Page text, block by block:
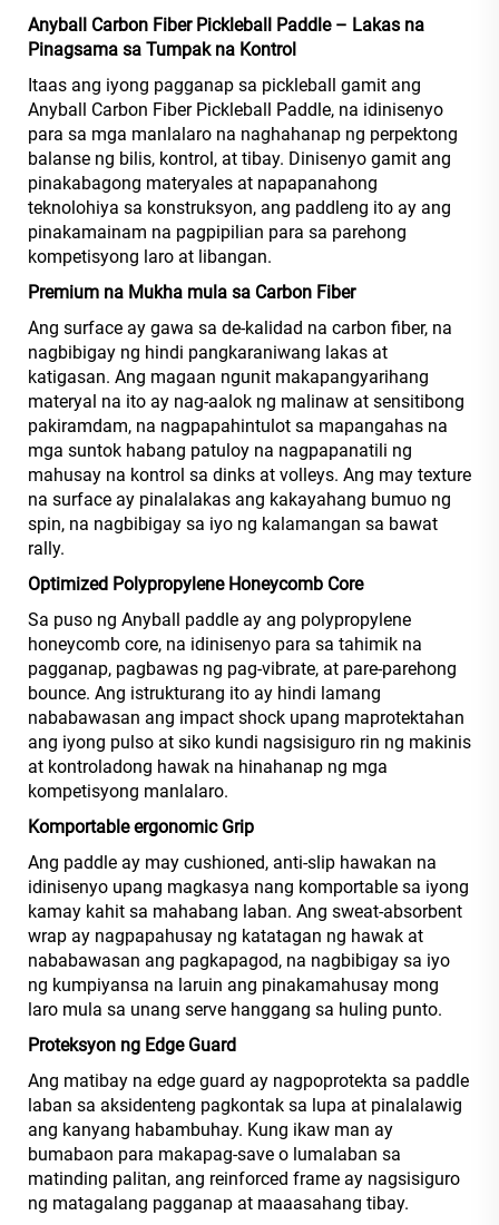
Anyball Carbon Fiber Pickleball Paddle – Lakas na
Pinagsama sa Tumpak na Kontrol
Itaas ang iyong pagganap sa pickleball gamit ang
Anyball Carbon Fiber Pickleball Paddle, na idinisenyo
para sa mga manlalaro na naghahanap ng perpektong
balanse ng bilis, kontrol, at tibay. Dinisenyo gamit ang
pinakabagong materyales at napapanahong
teknolohiya sa konstruksyon, ang paddleng ito ay ang
pinakamainam na pagpipilian para sa parehong
kompetisyong laro at libangan.
Premium na Mukha mula sa Carbon Fiber
Ang surface ay gawa sa de-kalidad na carbon fiber, na
nagbibigay ng hindi pangkaraniwang lakas at
katigasan. Ang magaan ngunit makapangyarihang
materyal na ito ay nag-aalok ng malinaw at sensitibong
pakiramdam, na nagpapahintulot sa mapangahas na
mga suntok habang patuloy na nagpapanatili ng
mahusay na kontrol sa dinks at volleys. Ang may texture
na surface ay pinalalakas ang kakayahang bumuo ng
spin, na nagbibigay sa iyo ng kalamangan sa bawat
rally.
Optimized Polypropylene Honeycomb Core
Sa puso ng Anyball paddle ay ang polypropylene
honeycomb core, na idinisenyo para sa tahimik na
pagganap, pagbawas ng pag-vibrate, at pare-parehong
bounce. Ang istrukturang ito ay hindi lamang
nababawasan ang impact shock upang maprotektahan
ang iyong pulso at siko kundi nagsisiguro rin ng makinis
at kontroladong hawak na hinahanap ng mga
kompetisyong manlalaro.
Komportableergonomic Grip
Ang paddle ay may cushioned, anti-slip hawakan na
idinisenyo upang magkasya nang komportable sa iyong
kamay kahit sa mahabang laban. Ang sweat-absorbent
wrap ay nagpapahusay ng katatagan ng hawak at
nababawasan ang pagkapagod, na nagbibigay sa iyo
ng kumpiyansa na laruin ang pinakamahusay mong
laro mula sa unang serve hanggang sa huling punto.
Proteksyon ng Edge Guard
Ang matibay na edge guard ay nagpoprotekta sa paddle
laban sa aksidenteng pagkontak sa lupa at pinalalawig
ang kanyang habambuhay. Kung ikaw man ay
bumabaon para makapag-save o lumalaban sa
matinding palitan, ang reinforced frame ay nagsisiguro
ng matagalang pagganap at maaasahang tibay.